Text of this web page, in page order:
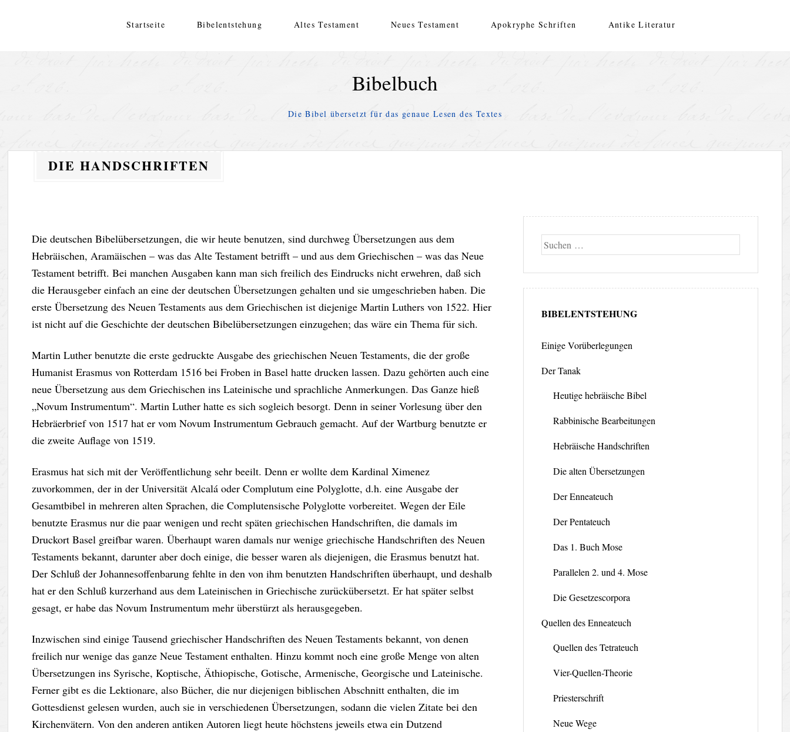
Startseite Bibelentstehung Altes Testament Neues Testament Apokryphe Schriften Antike Literatur
Bibelbuch
Die Bibel übersetzt für das genaue Lesen des Textes
DIE HANDSCHRIFTEN
Die deutschen Bibelübersetzungen, die wir heute benutzen, sind durchweg Übersetzungen aus dem
Hebräischen, Aramäischen – was das Alte Testament betrifft – und aus dem Griechischen – was das Neue
Testament betrifft. Bei manchen Ausgaben kann man sich freilich des Eindrucks nicht erwehren, daß sich
die Herausgeber einfach an eine der deutschen Übersetzungen gehalten und sie umgeschrieben haben. Die
erste Übersetzung des Neuen Testaments aus dem Griechischen ist diejenige Martin Luthers von 1522. Hier
ist nicht auf die Geschichte der deutschen Bibelübersetzungen einzugehen; das wäre ein Thema für sich.
Martin Luther benutzte die erste gedruckte Ausgabe des griechischen Neuen Testaments, die der große
Humanist Erasmus von Rotterdam 1516 bei Froben in Basel hatte drucken lassen. Dazu gehörten auch eine
neue Übersetzung aus dem Griechischen ins Lateinische und sprachliche Anmerkungen. Das Ganze hieß
„Novum Instrumentum“. Martin Luther hatte es sich sogleich besorgt. Denn in seiner Vorlesung über den
Hebräerbrief von 1517 hat er vom Novum Instrumentum Gebrauch gemacht. Auf der Wartburg benutzte er
die zweite Auflage von 1519.
Erasmus hat sich mit der Veröffentlichung sehr beeilt. Denn er wollte dem Kardinal Ximenez
zuvorkommen, der in der Universität Alcalá oder Complutum eine Polyglotte, d.h. eine Ausgabe der
Gesamtbibel in mehreren alten Sprachen, die Complutensische Polyglotte vorbereitet. Wegen der Eile
benutzte Erasmus nur die paar wenigen und recht späten griechischen Handschriften, die damals im
Druckort Basel greifbar waren. Überhaupt waren damals nur wenige griechische Handschriften des Neuen
Testaments bekannt, darunter aber doch einige, die besser waren als diejenigen, die Erasmus benutzt hat.
Der Schluß der Johannesoffenbarung fehlte in den von ihm benutzten Handschriften überhaupt, und deshalb
hat er den Schluß kurzerhand aus dem Lateinischen in Griechische zurückübersetzt. Er hat später selbst
gesagt, er habe das Novum Instrumentum mehr überstürzt als herausgegeben.
Inzwischen sind einige Tausend griechischer Handschriften des Neuen Testaments bekannt, von denen
freilich nur wenige das ganze Neue Testament enthalten. Hinzu kommt noch eine große Menge von alten
Übersetzungen ins Syrische, Koptische, Äthiopische, Gotische, Armenische, Georgische und Lateinische.
Ferner gibt es die Lektionare, also Bücher, die nur diejenigen biblischen Abschnitt enthalten, die im
Gottesdienst gelesen wurden, auch sie in verschiedenen Übersetzungen, sodann die vielen Zitate bei den
Kirchenvätern. Von den anderen antiken Autoren liegt heute höchstens jeweils etwa ein Dutzend
Suche
BIBELENTSTEHUNG
Einige Vorüberlegungen
Der Tanak
Heutige hebräische Bibel
Rabbinische Bearbeitungen
Hebräische Handschriften
Die alten Übersetzungen
Der Enneateuch
Der Pentateuch
Das 1. Buch Mose
Parallelen 2. und 4. Mose
Die Gesetzescorpora
Quellen des Enneateuch
Quellen des Tetrateuch
Vier-Quellen-Theorie
Priesterschrift
Neue Wege